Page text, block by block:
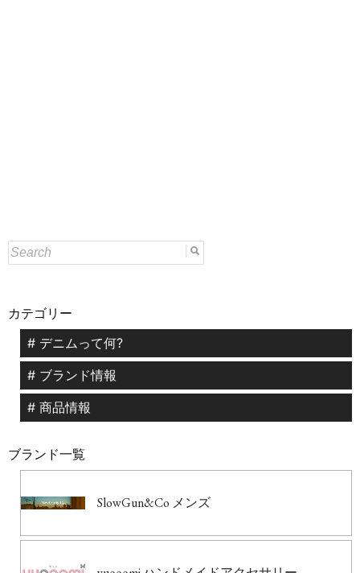
カテゴリー
# デニムって何?
# ブランド情報
# 商品情報
ブランド一覧
SlowGun&Co メンズ